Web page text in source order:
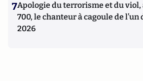
7Apologie du terrorisme et du viol,
700, le chanteur à cagoule de l’un
2026